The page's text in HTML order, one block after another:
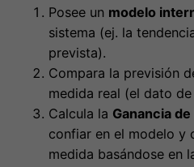
medida real (el dato de
Calcula laGanancia
confiar en el modelo y
medida basándose en
(covarianza) de ambos.
El resultado es una
extremadamente reactiva